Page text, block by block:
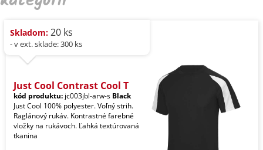
Skladom: 20 ks
- v ext. sklade: 300 ks
Just Cool Contrast Cool T
kód produktu: jc003jbl-arw-s Black
Just Cool 100% polyester. Voľný strih.
Raglánový rukáv. Kontrastné farebné
vložky na rukávoch. Ľahká textúrovaná
tkanina